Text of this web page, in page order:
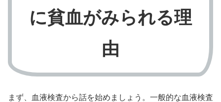
に貧血がみられる理
由
まず、血液検査から話を始めましょう。一般的な血液検査